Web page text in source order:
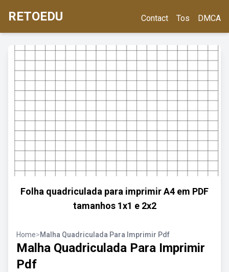
RETOEDU Contact Tos DMCA
Folha quadriculada para imprimir A4 em PDF
tamanhos 1x1 e 2x2
Home>Malha Quadriculada Para Imprimir Pdf
Malha Quadriculada Para Imprimir
Pdf